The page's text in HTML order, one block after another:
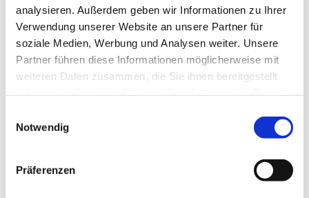
analysieren. Außerdem geben wir Informationen zu Ihrer
Verwendung unserer Website an unsere Partner für
soziale Medien, Werbung und Analysen weiter. Unsere
Partner führen diese Informationen möglicherweise mit
weiteren Daten zusammen, die Sie ihnen bereitgestellt
Notwendig
Präferenzen